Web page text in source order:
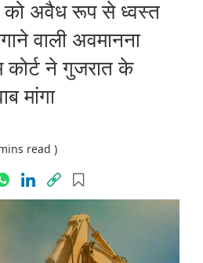
को अवैध रूप से ध्वस्त
वाली अवमानना
कोर्ट ने गुजरात के
मांगा
read )